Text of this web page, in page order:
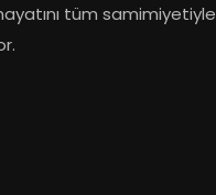
tüm samimiyetiyle